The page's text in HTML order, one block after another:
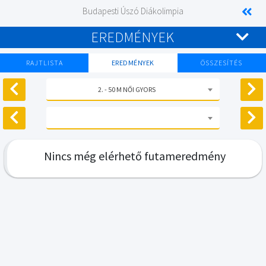
Budapesti Úszó Diákolimpia
EREDMÉNYEK
RAJTLISTA EREDMÉNYEK ÖSSZESÍTÉS
2. - 50 M NŐI GYORS
Nincs még elérhető futameredmény